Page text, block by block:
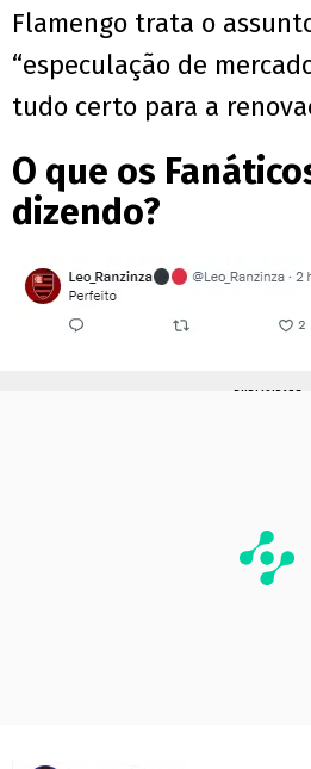
Flamengo trata o
“especulação de
tudo certo para a
O que os
dizendo?
PUBLICIDADE